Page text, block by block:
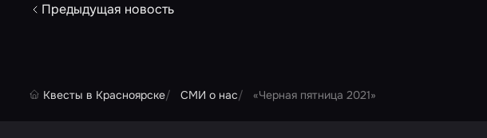
Предыдущая новость
Квесты в Красноярске СМИ о нас «Черная пятница 2021»